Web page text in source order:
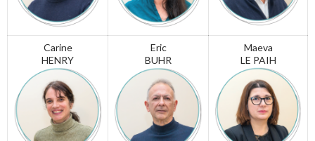
Carine
HENRY
Eric
BUHR
Maeva
LE PAIH